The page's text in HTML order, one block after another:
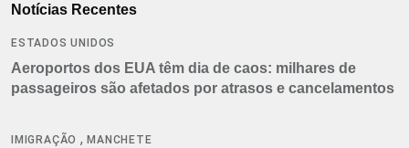
Notícias Recentes
ESTADOS UNIDOS
Aeroportos dos EUA têm dia de caos: milhares de
passageiros são afetados por atrasos e cancelamentos
IMIGRAÇÃO ,MANCHETE